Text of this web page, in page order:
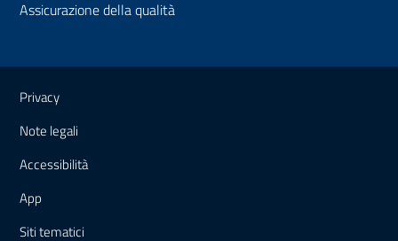
Assicurazione della qualità
Link e informazioni utili
Privacy
Note legali
Accessibilità
App
Siti tematici